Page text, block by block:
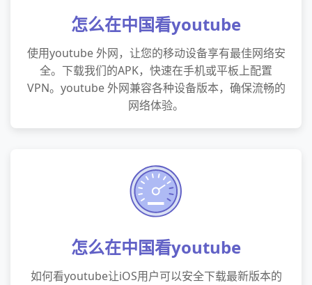
怎么在中国看youtube
使用youtube 外网，让您的移动设备享有最佳网络安
全。下载我们的APK，快速在手机或平板上配置
VPN。youtube 外网兼容各种设备版本，确保流畅的
网络体验。
怎么在中国看youtube
如何看youtube让iOS用户可以安全下载最新版本的